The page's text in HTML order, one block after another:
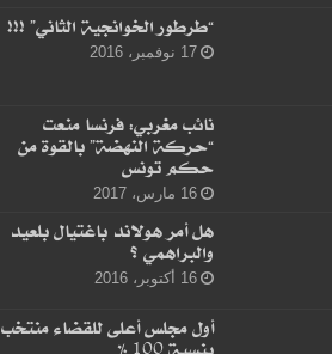
“طرطور الخوانجية الثاني” !!!
17 نوفمبر، 2016
نائب مغربي: فرنسا منعت
“حركة النهضة” بالقوة من
حكم تونس
16 مارس، 2017
هل أمر هولاند باغتيال بلعيد
والبراهمي ؟
16 أكتوبر، 2016
أول مجلس أعلى للقضاء منتخب